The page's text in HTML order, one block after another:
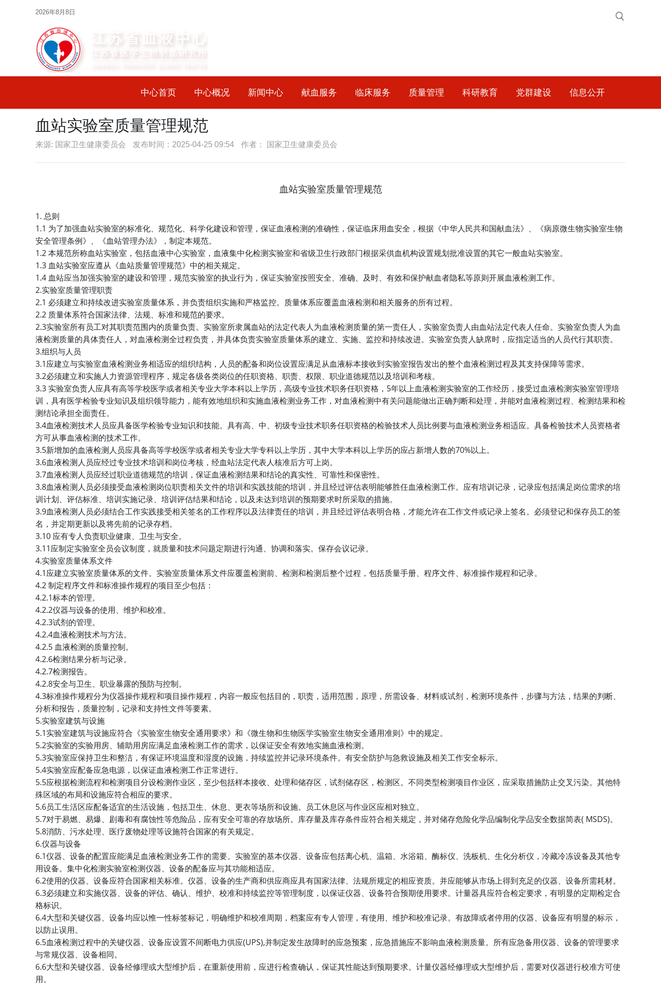
2026年8月8日
中心首页 中心概况 新闻中心 献血服务 临床服务 质量管理 科研教育 党群建设 信息公开
血站实验室质量管理规范
来源: 国家卫生健康委员会 发布时间：2025-04-25 09:54 作者： 国家卫生健康委员会
血站实验室质量管理规范
1. 总则
1.1 为了加强血站实验室的标准化、规范化、科学化建设和管理，保证血液检测的准确性，保证临床用血安全，根据《中华人民共和国献血法》、《病原微生物实验室生物
安全管理条例》、《血站管理办法》，制定本规范。
1.2 本规范所称血站实验室，包括血液中心实验室，血液集中化检测实验室和省级卫生行政部门根据采供血机构设置规划批准设置的其它一般血站实验室。
1.3 血站实验室应遵从《血站质量管理规范》中的相关规定。
1.4 血站应当加强实验室的建设和管理，规范实验室的执业行为，保证实验室按照安全、准确、及时、有效和保护献血者隐私等原则开展血液检测工作。
2.实验室质量管理职责
2.1 必须建立和持续改进实验室质量体系，并负责组织实施和严格监控。质量体系应覆盖血液检测和相关服务的所有过程。
2.2 质量体系符合国家法律、法规、标准和规范的要求。
2.3实验室所有员工对其职责范围内的质量负责。实验室所隶属血站的法定代表人为血液检测质量的第一责任人，实验室负责人由血站法定代表人任命。实验室负责人为血
液检测质量的具体责任人，对血液检测全过程负责，并具体负责实验室质量体系的建立、实施、监控和持续改进。实验室负责人缺席时，应指定适当的人员代行其职责。
3.组织与人员
3.1 应建立与实验室血液检测业务相适应的组织结构，人员的配备和岗位设置应满足从血液标本接收到实验室报告发出的整个血液检测过程及其支持保障等需求。
3.2必须建立和实施人力资源管理程序，规定各级各类岗位的任职资格、职责、权限、职业道德规范以及培训和考核。
3.3 实验室负责人应具有高等学校医学或者相关专业大学本科以上学历，高级专业技术职务任职资格， 5年以上血液检测实验室的工作经历，接受过血液检测实验室管理培
训，具有医学检验专业知识及组织领导能力，能有效地组织和实施血液检测业务工作，对血液检测中有关问题能做出正确判断和处理，并能对血液检测过程、检测结果和检
测结论承担全面责任。
3.4血液检测技术人员应具备医学检验专业知识和技能。具有高、中、初级专业技术职务任职资格的检验技术人员比例要与血液检测业务相适应。具备检验技术人员资格者
方可从事血液检测的技术工作。
3.5新增加的血液检测人员应具备高等学校医学或者相关专业大学专科以上学历，其中大学本科以上学历的应占新增人数的70%以上。
3.6血液检测人员应经过专业技术培训和岗位考核，经血站法定代表人核准后方可上岗。
3.7血液检测人员应经过职业道德规范的培训，保证血液检测结果和结论的真实性、可靠性和保密性。
3.8血液检测人员必须接受血液检测岗位职责相关文件的培训和实践技能的培训，并且经过评估表明能够胜任血液检测工作。应有培训记录，记录应包括满足岗位需求的培
训计划、评估标准、培训实施记录、培训评估结果和结论，以及未达到培训的预期要求时所采取的措施。
3.9血液检测人员必须结合工作实践接受相关签名的工作程序以及法律责任的培训，并且经过评估表明合格，才能允许在工作文件或记录上签名。必须登记和保存员工的签
名，并定期更新以及将先前的记录存档。
3.10 应有专人负责职业健康、卫生与安全。
3.11 应制定实验室全员会议制度，就质量和技术问题定期进行沟通、协调和落实。保存会议记录。
4.实验室质量体系文件
4.1 应建立实验室质量体系的文件。实验室质量体系文件应覆盖检测前、检测和检测后整个过程，包括质量手册、程序文件、标准操作规程和记录。
4.2 制定程序文件和标准操作规程的项目至少包括：
4.2.1标本的管理。
4.2.2仪器与设备的使用、维护和校准。
4.2.3试剂的管理。
4.2.4血液检测技术与方法。
4.2.5 血液检测的质量控制。
4.2.6检测结果分析与记录。
4.2.7检测报告。
4.2.8安全与卫生、职业暴露的预防与控制。
4.3标准操作规程分为仪器操作规程和项目操作规程，内容一般应包括目的，职责，适用范围，原理，所需设备、材料或试剂，检测环境条件，步骤与方法，结果的判断、
分析和报告，质量控制，记录和支持性文件等要素。
5.实验室建筑与设施
5.1 实验室建筑与设施应符合《实验室生物安全通用要求》和《微生物和生物医学实验室生物安全通用准则》中的规定。
5.2实验室的实验用房、辅助用房应满足血液检测工作的需求，以保证安全有效地实施血液检测。
5.3实验室应保持卫生和整洁，有保证环境温度和湿度的设施，持续监控并记录环境条件。有安全防护与急救设施及相关工作安全标示。
5.4实验室应配备应急电源，以保证血液检测工作正常进行。
5.5应根据检测流程和检测项目分设检测作业区，至少包括样本接收、处理和储存区，试剂储存区，检测区。不同类型检测项目作业区，应采取措施防止交叉污染。其他特
殊区域的布局和设施应符合相应的要求。
5.6员工生活区应配备适宜的生活设施，包括卫生、休息、更衣等场所和设施。员工休息区与作业区应相对独立。
5.7对于易燃、易爆、剧毒和有腐蚀性等危险品，应有安全可靠的存放场所。库存量及库存条件应符合相关规定，并对储存危险化学品编制化学品安全数据简表( MSDS)。
5.8消防、污水处理、医疗废物处理等设施符合国家的有关规定。
6.仪器与设备
6.1仪器、设备的配置应能满足血液检测业务工作的需要。实验室的基本仪器、设备应包括离心机、温箱、水浴箱、酶标仪、洗板机、生化分析仪，冷藏冷冻设备及其他专
用设备。集中化检测实验室检测仪器、设备的配备应与其功能相适应。
6.2使用的仪器、设备应符合国家相关标准。仪器、设备的生产商和供应商应具有国家法律、法规所规定的相应资质。并应能够从市场上得到充足的仪器、设备所需耗材。
6.3必须建立和实施仪器、设备的评估、确认、维护、校准和持续监控等管理制度，以保证仪器、设备符合预期使用要求。计量器具应符合检定要求，有明显的定期检定合
格标识。
6.4大型和关键仪器、设备均应以惟一性标签标记，明确维护和校准周期，档案应有专人管理，有使用、维护和校准记录。有故障或者停用的仪器、设备应有明显的标示，
以防止误用。
6.5血液检测过程中的关键仪器、设备应设置不间断电力供应(UPS),并制定发生故障时的应急预案，应急措施应不影响血液检测质量。所有应急备用仪器、设备的管理要求
与常规仪器、设备相同。
6.6大型和关键仪器、设备经修理或大型维护后，在重新使用前，应进行检查确认，保证其性能达到预期要求。计量仪器经修理或大型维护后，需要对仪器进行校准方可使
用。